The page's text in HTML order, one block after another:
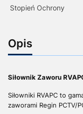
Stopień Ochrony
Opis
Siłownik Zaworu
Siłowniki RVAPC to
zaworami Regin PCTV/